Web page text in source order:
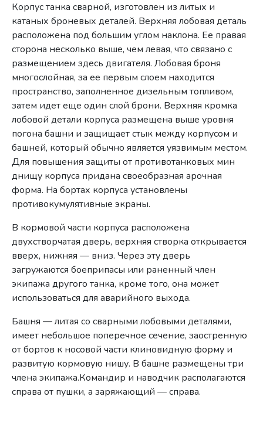
Корпус танка сварной, изготовлен из литых и
катаных броневых деталей. Верхняя лобовая деталь
расположена под большим углом наклона. Ее правая
сторона несколько выше, чем левая, что связано с
размещением здесь двигателя. Лобовая броня
многослойная, за ее первым слоем находится
пространство, заполненное дизельным топливом,
затем идет еще один слой брони. Верхняя кромка
лобовой детали корпуса размещена выше уровня
погона башни и защищает стык между корпусом и
башней, который обычно является уязвимым местом.
Для повышения защиты от противотанковых мин
днищу корпуса придана своеобразная арочная
форма. На бортах корпуса установлены
противокумулятивные экраны.
В кормовой части корпуса расположена
двухстворчатая дверь, верхняя створка открывается
вверх, нижняя — вниз. Через эту дверь
загружаются боеприпасы или раненный член
экипажа другого танка, кроме того, она может
использоваться для аварийного выхода.
Башня — литая со сварными лобовыми деталями,
имеет небольшое поперечное сечение, заостренную
от бортов к носовой части клиновидную форму и
развитую кормовую нишу. В башне размещены три
члена экипажа.Командир и наводчик располагаются
справа от пушки, а заряжающий — справа.